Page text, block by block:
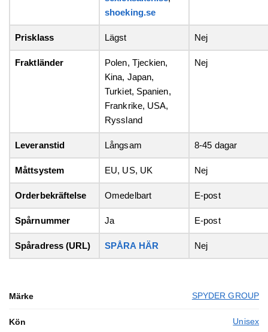
shoeking.se
Prisklass Lägst Nej
Fraktländer
Polen, Tjeckien,
Kina, Japan,
Turkiet, Spanien,
Frankrike, USA,
Ryssland
Nej
Leveranstid Långsam 8-45 dagar
Måttsystem EU, US, UK Nej
Orderbekräftelse Omedelbart E-post
Spårnummer Ja E-post
Spåradress (URL) SPÅRA HÄR Nej
Märke SPYDER GROUP
Kön Unisex